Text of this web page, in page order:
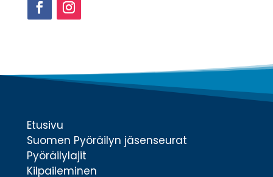
Etusivu
Suomen Pyöräilyn jäsenseurat
Pyöräilylajit
Kilpaileminen